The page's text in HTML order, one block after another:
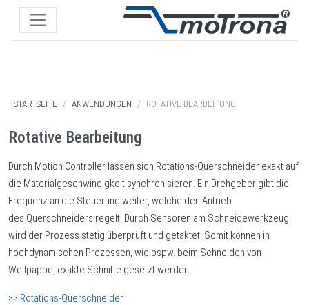
STARTSEITE ANWENDUNGEN ROTATIVE BEARBEITUNG
Rotative Bearbeitung
Durch Motion Controller lassen sich Rotations-Querschneider exakt auf
die Materialgeschwindigkeit synchronisieren. Ein Drehgeber gibt die
Frequenz an die Steuerung weiter, welche den Antrieb
des Querschneiders regelt. Durch Sensoren am Schneidewerkzeug
wird der Prozess stetig überprüft und getaktet. Somit können in
hochdynamischen Prozessen, wie bspw. beim Schneiden von
Wellpappe, exakte Schnitte gesetzt werden.
>> Rotations-Querschneider